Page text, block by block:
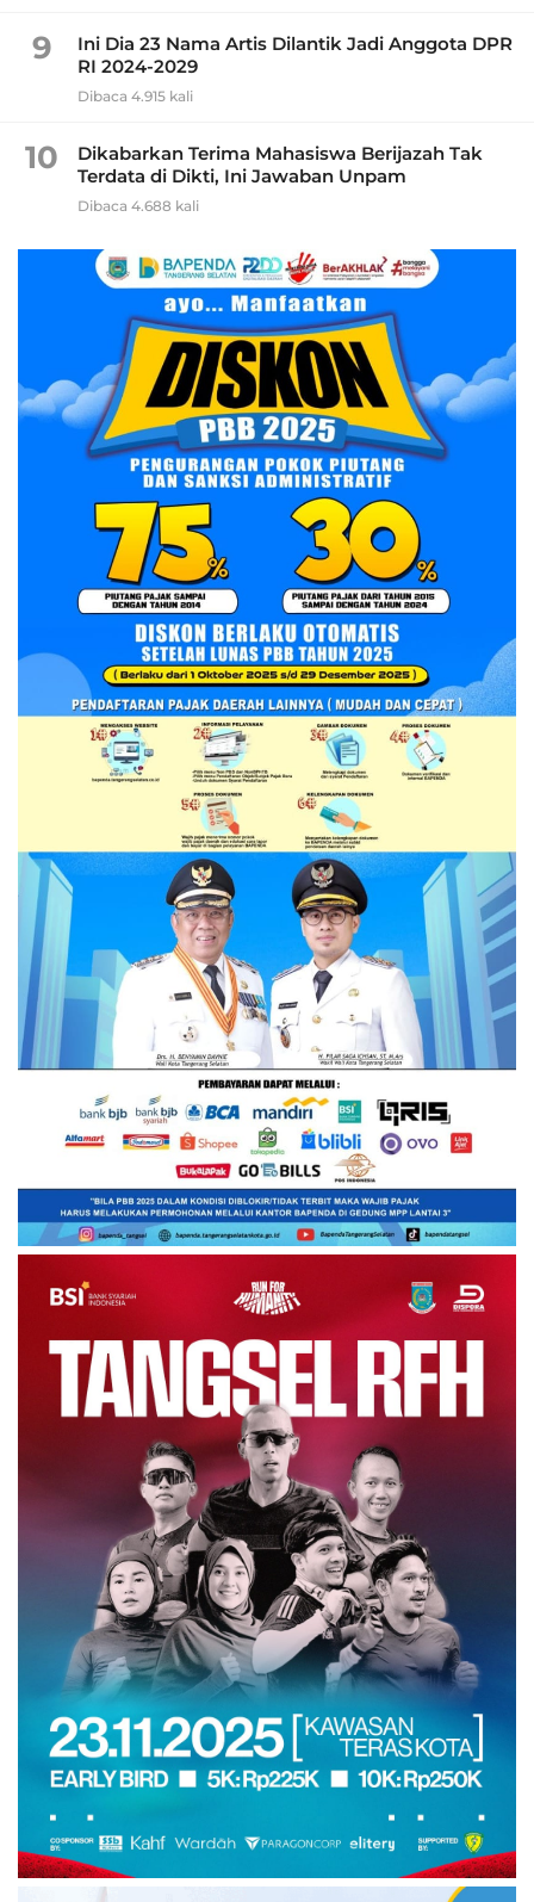
9
Ini Dia 23 Nama Artis Dilantik Jadi Anggota DPR
RI 2024-2029
Dibaca 4.915 kali
10
Dikabarkan Terima Mahasiswa Berijazah Tak
Terdata di Dikti, Ini Jawaban Unpam
Dibaca 4.688 kali